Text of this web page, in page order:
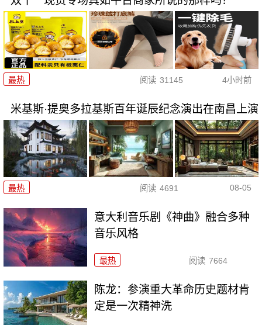
最热 阅读 31145 4小时前
米基斯·提奥多拉基斯百年诞辰纪念演出在南昌上演
最热 阅读 4691 08-05
意大利音乐剧《神曲》融合多种
音乐风格
最热 阅读 7664
陈龙：参演重大革命历史题材肯
定是一次精神洗